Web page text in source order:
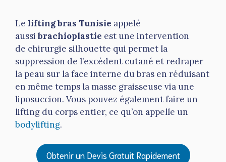
Le lifting bras Tunisie appelé
aussibrachioplastie est une intervention
de chirurgie silhouette qui permet la
suppression de l’excédent cutané et redraper
la peau sur la face interne du bras en réduisant
en même temps la masse graisseuse via une
liposuccion. Vous pouvez également faire un
lifting du corps entier, ce qu’on appelle un
bodylifting.
Obtenir un Devis Gratuit Rapidement